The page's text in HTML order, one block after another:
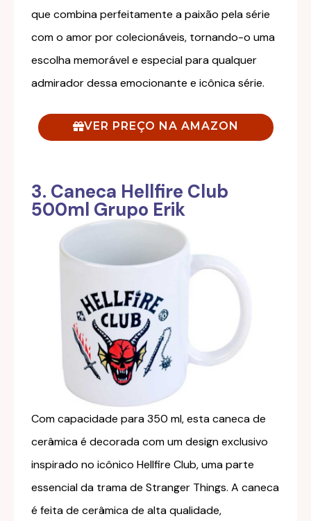
que combina perfeitamente a paixão pela série
com o amor por colecionáveis, tornando-o uma
escolha memorável e especial para qualquer
admirador dessa emocionante e icônica série.
VER PREÇO NA AMAZON
3. Caneca Hellfire Club
500ml Grupo Erik
Com capacidade para 350 ml, esta caneca de
cerâmica é decorada com um design exclusivo
inspirado no icônico Hellfire Club, uma parte
essencial da trama de Stranger Things. A caneca
é feita de cerâmica de alta qualidade,